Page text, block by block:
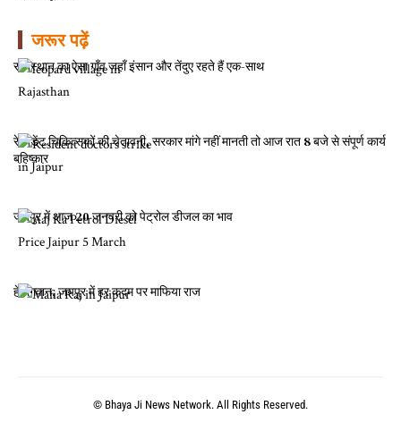
जरूर पढ़ें
राजस्थान का ऐसा गाँव जहाँ इंसान और तेंदुए रहते हैं एक-साथ
रेजिडेंट चिकित्सकों की चेतावनी, सरकार मांगे नहीं मानती तो आज रात 8 बजे से संपूर्ण कार्य
बहिष्कार
जयपुर में आज 20 जनवरी को पेट्रोल डीजल का भाव
हे भगवान, जयपुर में हर कदम पर माफिया राज
© Bhaya Ji News Network. All Rights Reserved.